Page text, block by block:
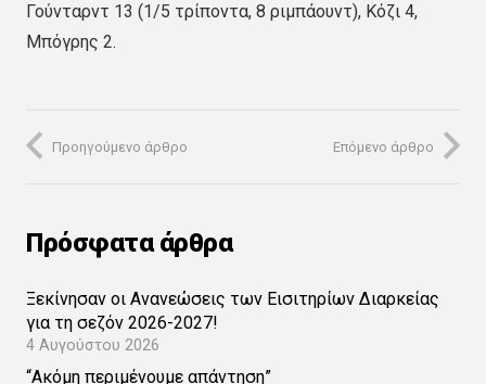
Γούνταρντ 13 (1/5 τρίποντα, 8 ριμπάουντ), Κόζι 4,
Μπόγρης 2.
Προηγούμενο άρθρο Επόμενο άρθρο
Πρόσφατα άρθρα
Ξεκίνησαν οι Ανανεώσεις των Εισιτηρίων Διαρκείας
για τη σεζόν 2026-2027!
4 Αυγούστου 2026
“Ακόμη περιμένουμε απάντηση”